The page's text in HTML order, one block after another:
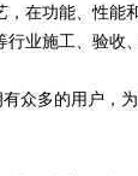
在功能、性能
行业施工、验收
众多的用户，